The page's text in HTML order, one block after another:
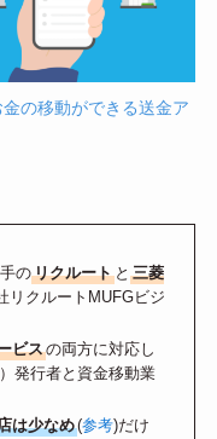
の移動ができる送金ア
のリクルート と三菱
リクルートMUFGビジ
ビスの両方に対応し
発行者と資金移動業
は少なめ(参考)だけ